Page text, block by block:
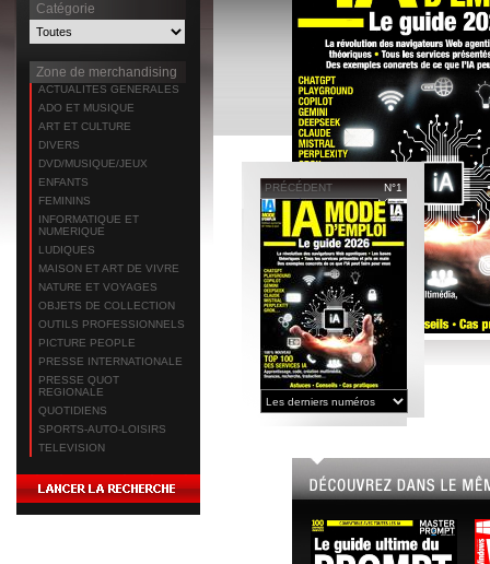
Catégorie
Zone de merchandising
ACTUALITES GENERALES
ADO ET MUSIQUE
ART ET CULTURE
DIVERS
DVD/MUSIQUE/JEUX
ENFANTS
FEMININS
INFORMATIQUE ET
NUMERIQUE
LUDIQUES
MAISON ET ART DE VIVRE
NATURE ET VOYAGES
OBJETS DE COLLECTION
OUTILS PROFESSIONNELS
PICTURE PEOPLE
PRESSE INTERNATIONALE
PRESSE QUOT
REGIONALE
QUOTIDIENS
SPORTS-AUTO-LOISIRS
TELEVISION
PRÉCÉDENT N°1